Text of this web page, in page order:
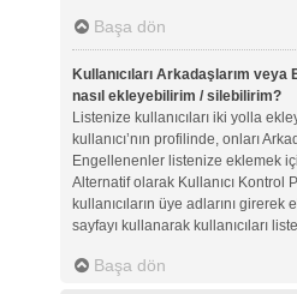
Başa dön
Kullanıcıları Arkadaşlarım
nasıl ekleyebilirim / silebilirim?
Listenize kullanıcıları iki yolla
kullanıcı’nın profilinde, onları
Engellenenler listenize eklemek
Alternatif olarak Kullanıcı Kontrol
kullanıcıların üye adlarını girerek
sayfayı kullanarak kullanıcıları
Başa dön